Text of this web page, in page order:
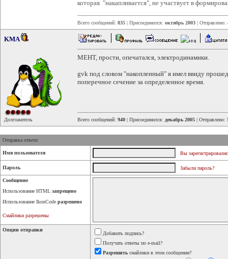
которая "накапливается", не участвует в
Всего сообщений: 835 | Присоединился: октябрь 2003 | Отправлено:
KMA
Долгожитель
MEHT, прости, опечатался, электродинамики.
gvk под словом "накопленный" я имел ввиду
поперечное сечение за определенное время.
Всего сообщений: 940 | Присоединился: декабрь 2005 | Отправлено:
Отправка ответа:
Имя пользователя Вы
Пароль Забыли пароль?
Сообщение
Использование HTML запрещено
Использование IkonCode разрешено
Смайлики разрешены
Опции отправки
Добавить подпись?
Получать ответы по e-mail?
Разрешить смайлики в этом сообщении?